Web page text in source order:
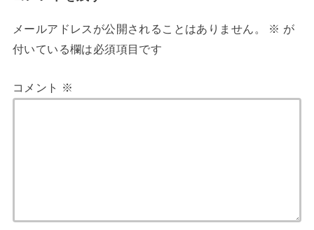
メールアドレスが公開されることはありません。 ※ が
付いている欄は必須項目です
コメント ※